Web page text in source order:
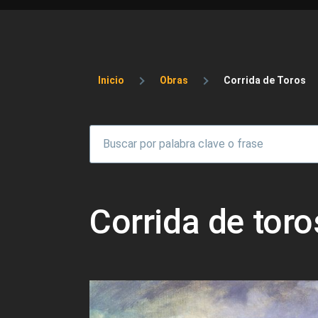
Sobrescribir enlaces
Inicio Obras Corrida de Toros
Corrida de